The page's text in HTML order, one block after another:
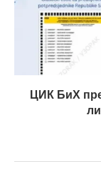
ЦИК БиХ